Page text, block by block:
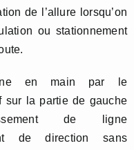
de l’allure lorsqu’on
ou stationnement
en main par le
sur la partie de gauche
de ligne
de direction sans